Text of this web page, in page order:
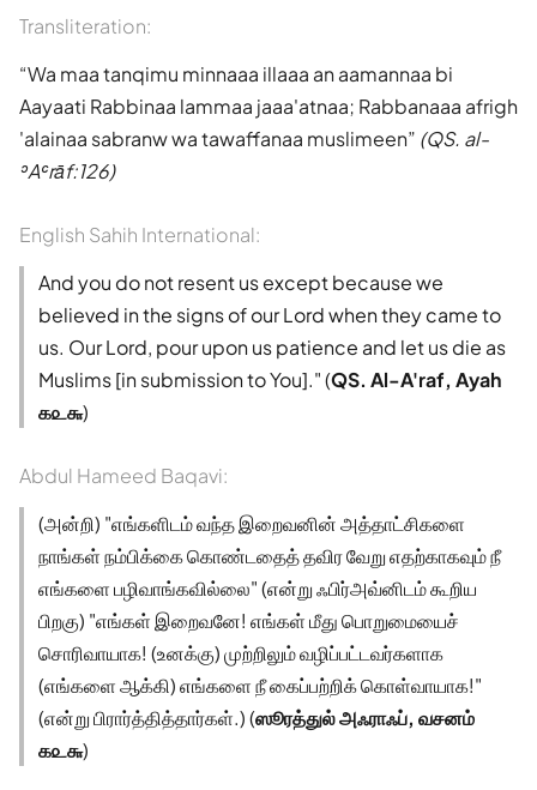
Transliteration:
Wa maa tanqimu minnaaa illaaa an aamannaa bi
Aayaati Rabbinaa lammaa jaaa'atnaa; Rabbanaaa afrigh
'alainaa sabranw wa tawaffanaa muslimeen (QS. al-
ʾAʿrāf:126)
English Sahih International:
And you do not resent us except because we
believed in the signs of our Lord when they came to
us. Our Lord, pour upon us patience and let us die as
Muslims [in submission to You]." (QS. Al-A'raf, Ayah
௧௨௬)
Abdul Hameed Baqavi:
(அன்றி) "எங்களிடம் வந்த இறைவனின் அத்தாட்சிகளை
நாங்கள் நம்பிக்கை கொண்டதைத் தவிர வேறு எதற்காகவும் நீ
எங்களை பழிவாங்கவில்லை" (என்று ஃபிர்அவ்னிடம் கூறிய
பிறகு) "எங்கள் இறைவனே! எங்கள் மீது பொறுமையைச்
சொரிவாயாக! (உனக்கு) முற்றிலும் வழிப்பட்டவர்களாக
(எங்களை ஆக்கி) எங்களை நீ கைப்பற்றிக் கொள்வாயாக!"
(என்று பிரார்த்தித்தார்கள்.) (ஸூரத்துல் அஃராஃப், வசனம்
௧௨௬)